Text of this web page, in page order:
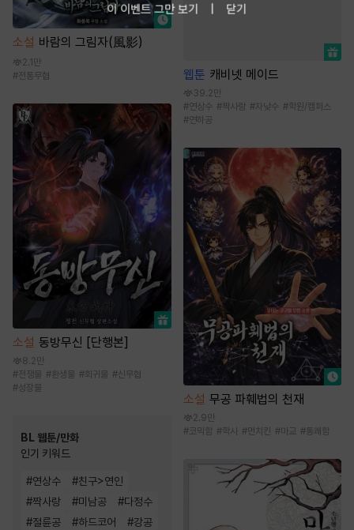
소설 바람의 그림자(風影)
2.1만
#전통무협
소설 동방무신 [단행본]
8.2만
#전쟁물 # 환생물 #회귀물 #신무협
#성장물
BL 웹툰/만화
인기 키워드
#연상수 #친구>연인
#짝사랑 #미남공 #다정수
#절륜공 #하드코어 #강공
웹툰 캐비넷 메이드
39.2만
#연상수 #짝사랑 #자낮수 #학원/캠퍼스
#연하공
소설 무공 파훼법의 천재
2.9만
#코믹함 #학사 #먼치킨 #마교 #통쾌함
이 이벤트 그만 보기 닫기